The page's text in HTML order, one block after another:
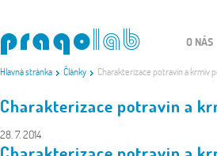
Hlavná stránka Články Charakterizace potravin a krmiv
O NÁS
Charakterizace potravin a
28. 7. 2014